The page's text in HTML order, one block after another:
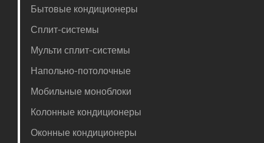
Бытовые кондиционеры
Сплит-системы
Мульти сплит-системы
Напольно-потолочные
Мобильные моноблоки
Колонные кондиционеры
Оконные кондиционеры